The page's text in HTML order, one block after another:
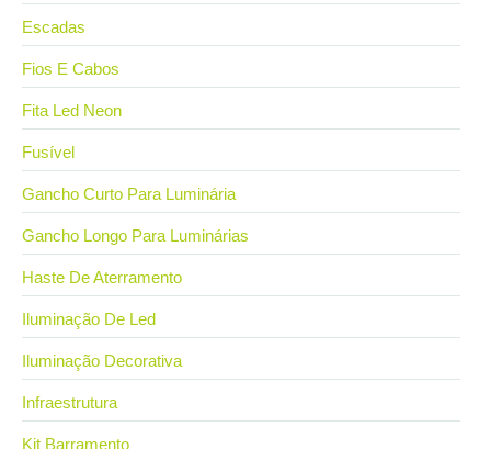
Escadas
Fios E Cabos
Fita Led Neon
Fusível
Gancho Curto Para Luminária
Gancho Longo Para Luminárias
Haste De Aterramento
Iluminação De Led
Iluminação Decorativa
Infraestrutura
Kit Barramento